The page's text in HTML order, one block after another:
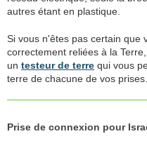
autres étant en plastique.
Si vous n'êtes pas certain que
correctement reliées à la
un testeur de terre qui vous
terre de chacune de vos prises.
Prise de connexion pour